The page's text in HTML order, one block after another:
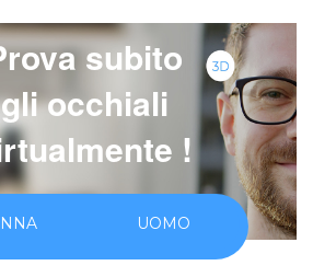
subito
gli occhiali
!
UOMO